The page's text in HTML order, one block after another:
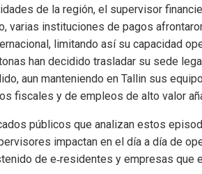
de la región, el supervisor
varias instituciones de pagos
limitando así su capacidad
han decidido trasladar su sede
aun manteniendo en Tallin sus
fiscales y de empleos de alto valor
públicos que analizan estos
impactan en el día a día de
de e‑residentes y empresas que